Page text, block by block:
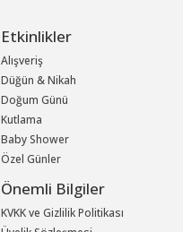
Etkinlikler
Alışveriş
Düğün & Nikah
Doğum Günü
Kutlama
Baby Shower
Özel Günler
Önemli Bilgiler
KVKK ve Gizlilik Politikası